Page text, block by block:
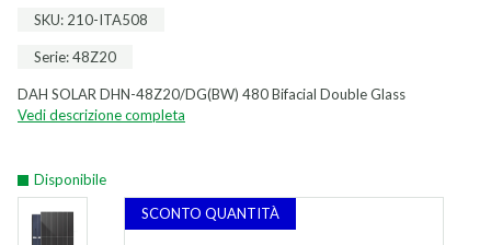
SCONTO QUANTITÀ
SKU: 210-ITA508
Serie: 48Z20
DAH SOLAR DHN-48Z20/DG(BW) 480 Bifacial Double Glass
Vedi descrizione completa
Disponibile